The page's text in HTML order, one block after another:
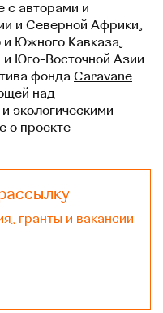
с авторами и
и Северной Африки,
и Южного Кавказа,
Юго-Восточной Азии
фонда Caravane
над
экологическими
о проекте
гранты и вакансии